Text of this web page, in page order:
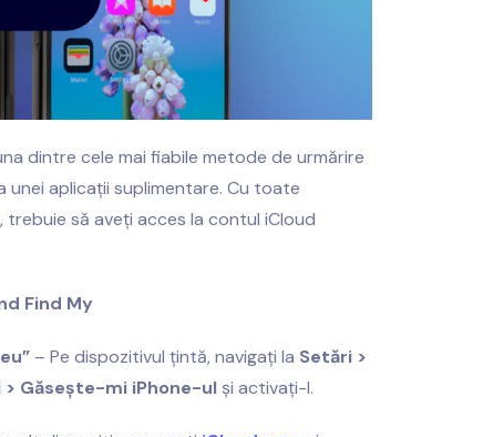
dintre cele mai fiabile metode de urmărire
unei aplicații suplimentare. Cu toate
să aveți acces la contul iCloud
Find My
– Pe dispozitivul țintă, navigați la Setări >
Găsește-mi iPhone-ul și activați-l.